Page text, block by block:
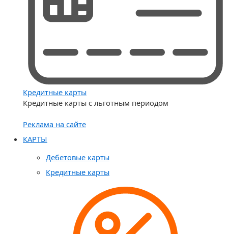
Кредитные карты
Кредитные карты с льготным периодом
Реклама на сайте
КАРТЫ
Дебетовые карты
Кредитные карты